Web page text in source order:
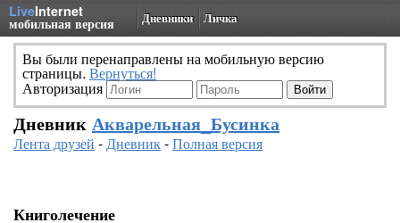
LiveInternet
мобильная версия Дневники Личка
Вы были перенаправлены на мобильную версию
страницы. Вернуться!
Авторизация
Дневник Акварельная_Бусинка
Лента друзей -Дневник-Полная версия
Книголечение